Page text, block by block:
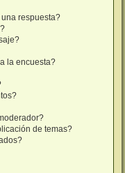
respuesta?
la encuesta?
de temas?